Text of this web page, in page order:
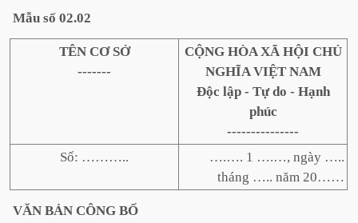
Mẫu số 02.02
TÊN CƠ SỞ
-------
CỘNG HÒA XÃ HỘI CHỦ
NGHĨA VIỆT NAM
Độc lập - Tự do - Hạnh
phúc
---------------
Số: ………..
….…. 1 ….…, ngày …..
tháng ….. năm 20……
VĂN BẢN CÔNG BỐ